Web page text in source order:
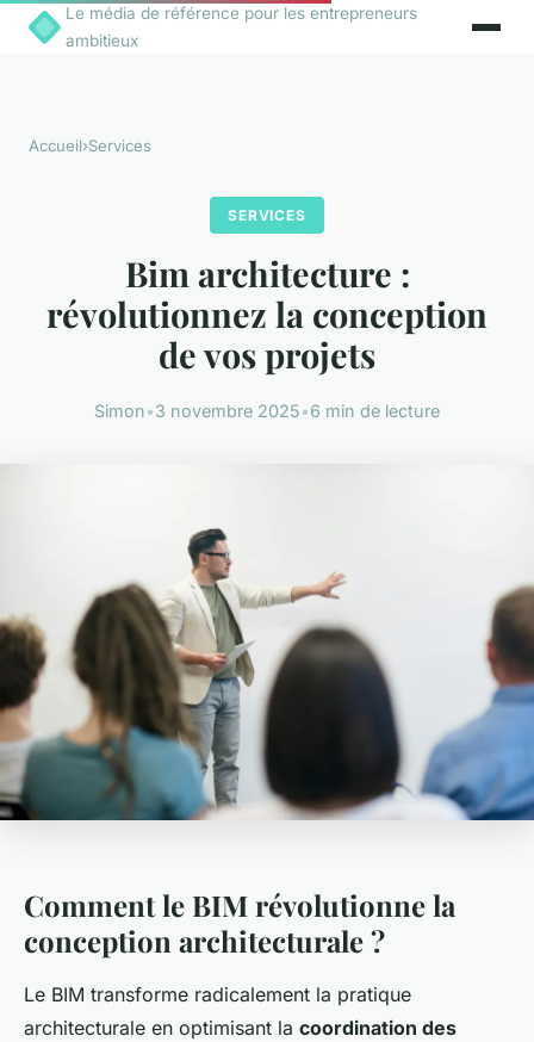
Le média de référence pour les entrepreneurs
ambitieux
Accueil›Services
SERVICES
Bim architecture :
révolutionnez la conception
de vos projets
Simon•3 novembre 2025•6 min de lecture
Comment le BIM révolutionne la
conception architecturale ?
Le BIM transforme radicalement la pratique
architecturale en optimisant la coordination des